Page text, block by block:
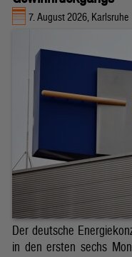
7. August 2026, Karlsruhe
Der deutsche
in den ersten sechs